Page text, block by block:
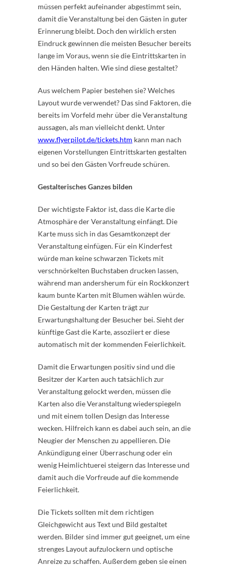
müssen perfekt aufeinander abgestimmt sein,
damit die Veranstaltung bei den Gästen in guter
Erinnerung bleibt. Doch den wirklich ersten
Eindruck gewinnen die meisten Besucher bereits
lange im Voraus, wenn sie die Eintrittskarten in
den Händen halten. Wie sind diese gestaltet?
Aus welchem Papier bestehen sie? Welches
Layout wurde verwendet? Das sind Faktoren, die
bereits im Vorfeld mehr über die Veranstaltung
aussagen, als man vielleicht denkt. Unter
www.flyerpilot.de/tickets.htm kann man nach
eigenen Vorstellungen Eintrittskarten gestalten
und so bei den Gästen Vorfreude schüren.
Gestalterisches Ganzes bilden
Der wichtigste Faktor ist, dass die Karte die
Atmosphäre der Veranstaltung einfängt. Die
Karte muss sich in das Gesamtkonzept der
Veranstaltung einfügen. Für ein Kinderfest
würde man keine schwarzen Tickets mit
verschnörkelten Buchstaben drucken lassen,
während man andersherum für ein Rockkonzert
kaum bunte Karten mit Blumen wählen würde.
Die Gestaltung der Karten trägt zur
Erwartungshaltung der Besucher bei. Sieht der
künftige Gast die Karte, assoziiert er diese
automatisch mit der kommenden Feierlichkeit.
Damit die Erwartungen positiv sind und die
Besitzer der Karten auch tatsächlich zur
Veranstaltung gelockt werden, müssen die
Karten also die Veranstaltung wiederspiegeln
und mit einem tollen Design das Interesse
wecken. Hilfreich kann es dabei auch sein, an die
Neugier der Menschen zu appellieren. Die
Ankündigung einer Überraschung oder ein
wenig Heimlichtuerei steigern das Interesse und
damit auch die Vorfreude auf die kommende
Feierlichkeit.
Die Tickets sollten mit dem richtigen
Gleichgewicht aus Text und Bild gestaltet
werden. Bilder sind immer gut geeignet, um eine
strenges Layout aufzulockern und optische
Anreize zu schaffen. Außerdem geben sie einen